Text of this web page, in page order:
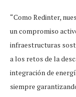
“Como Redinter,
un compromiso
infraestructuras
a los retos de la
integración de
siempre